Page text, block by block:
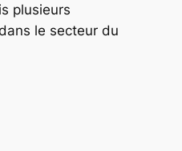
plusieurs
le secteur du